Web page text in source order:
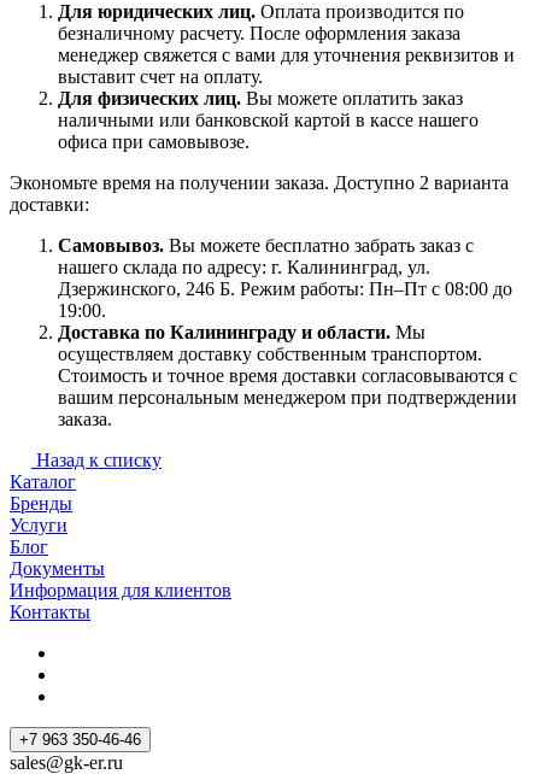
Для юридических лиц. Оплата производится по
безналичному расчету. После оформления заказа
менеджер свяжется с вами для уточнения реквизитов и
выставит счет на оплату.
Для физических лиц. Вы можете оплатить заказ
наличными или банковской картой в кассе нашего
офиса при самовывозе.
Экономьте время на получении заказа. Доступно 2 варианта
доставки:
Самовывоз. Вы можете бесплатно забрать заказ с
нашего склада по адресу: г. Калининград, ул.
Дзержинского, 246 Б. Режим работы: Пн–Пт с 08:00 до
19:00.
Доставка по Калининграду и области. Мы
осуществляем доставку собственным транспортом.
Стоимость и точное время доставки согласовываются с
вашим персональным менеджером при подтверждении
заказа.
Назад к списку
Каталог
Бренды
Услуги
Блог
Документы
Информация для клиентов
Контакты
+7 963 350-46-46
sales@gk-er.ru